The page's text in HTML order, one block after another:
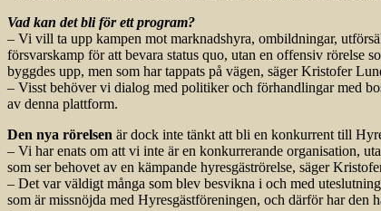
Vad kan det bli för ett program?
– Vi vill ta upp kampen mot marknadshyra, ombildningar,
försvarskamp för att bevara status quo, utan en offensiv rörelse
byggdes upp, men som har tappats på vägen, säger Kristofer
– Visst behöver vi dialog med politiker och förhandlingar med
av denna plattform.
Den nya rörelsen är dock inte tänkt att bli en konkurrent till
– Vi har enats om att vi inte är en konkurrerande organisation,
som ser behovet av en kämpande hyresgäströrelse, säger
– Det var väldigt många som blev besvikna i och med
som är missnöjda med Hyresgästföreningen, och därför har